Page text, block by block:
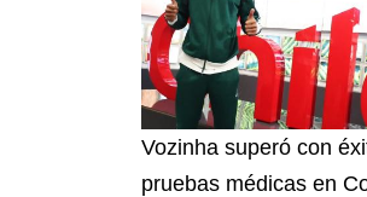
Vozinha superó con
pruebas médicas en